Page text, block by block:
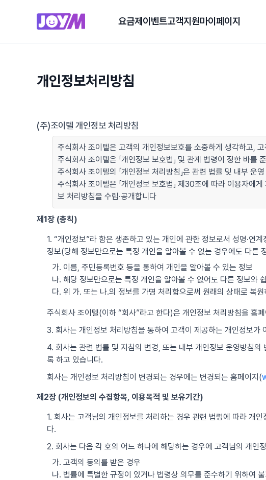
요금제 이벤트고객지원마이페이지
개인정보처리방침
(주)조이텔 개인정보 처리방침
주식회사 조이텔은 고객의 개인정보보호를 소중하게 생각하고,
주식회사 조이텔은 「개인정보 보호법」 및 관계 법령이 정한 바
주식회사 조이텔의 「개인정보 처리방침」은 관련 법률 및 내부 운
주식회사 조이텔은 「개인정보 보호법」 제30조에 따라 이용자
보 처리방침을 수립·공개합니다
제1장 (총칙)
1. “개인정보”라 함은 생존하고 있는 개인에 관한 정보로서 성명·연
정보(당해 정보만으로는 특정 개인을 알아볼 수 없는 경우에도 다른
가. 이름, 주민등록번호 등을 통하여 개인을 알아볼 수 있는 정보
나. 해당 정보만으로는 특정 개인을 알아볼 수 없어도 다른 정보와
다. 위 가. 또는 나.의 정보를 가명 처리함으로써 원래의 상태로 복
주식회사 조이텔(이하 “회사”라고 한다)은 개인정보 처리방침을 홈
3. 회사는 개인정보 처리방침을 통하여 고객이 제공하는 개인정보
4. 회사는 관련 법률 및 지침의 변경, 또는 내부 개인정보 운영방침
록 하고 있습니다.
회사는 개인정보 처리방침이 변경되는 경우에는 변경되는 홈페이지(
제2장 (개인정보의 수집항목, 이용목적 및 보유기간)
1. 회사는 고객님의 개인정보를 처리하는 경우 관련 법령에 따라 개
다.
2. 회사는 다음 각 호의 어느 하나에 해당하는 경우에 고객님의 개인
가. 고객의 동의를 받은 경우
나. 법률에 특별한 규정이 있거나 법령상 의무를 준수하기 위하여